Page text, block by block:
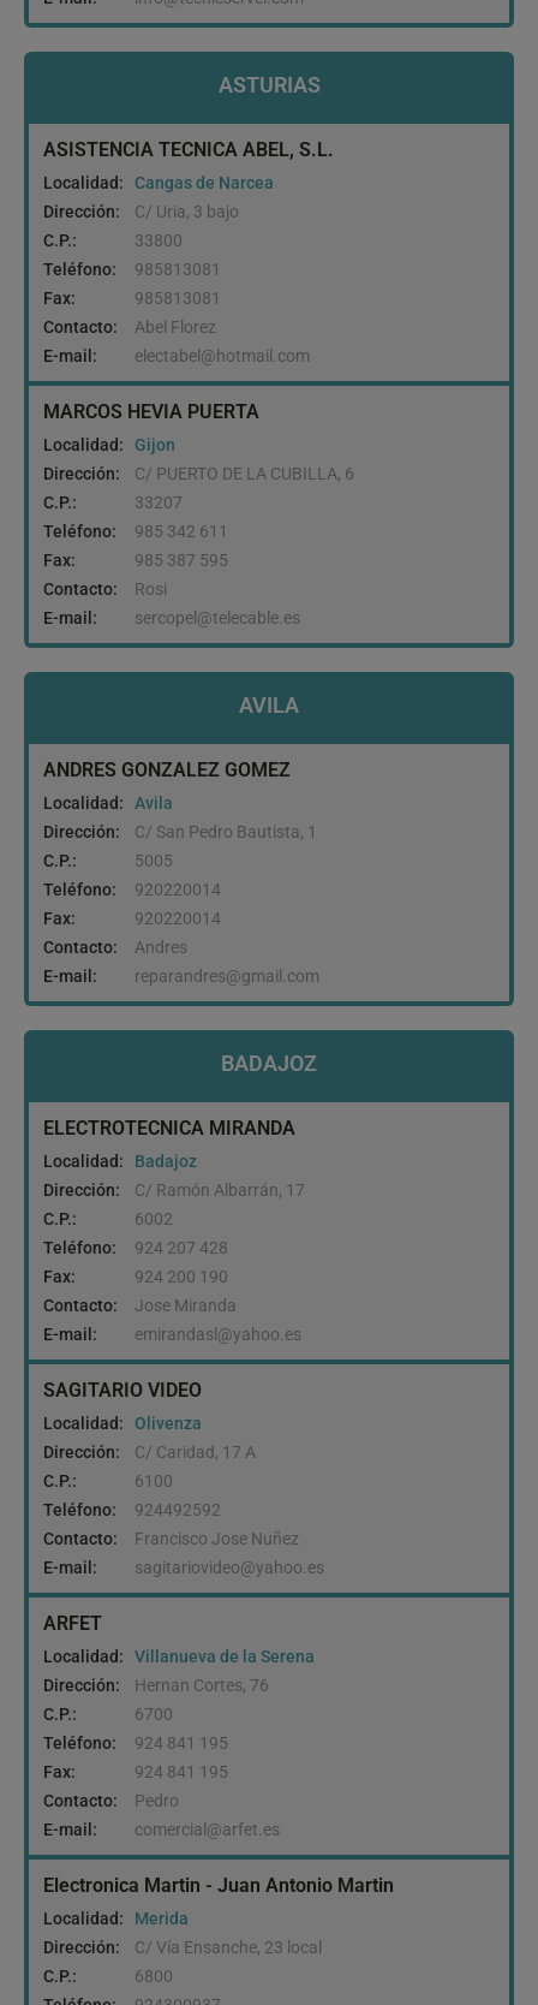
ASTURIAS
ASISTENCIA TECNICA ABEL, S.L.
Localidad:
Cangas de Narcea
Dirección:
C/ Uria, 3 bajo
C.P.:
33800
Teléfono:
985813081
Fax:
985813081
Contacto:
Abel Florez
E-mail:
electabel@hotmail.com
MARCOS HEVIA PUERTA
Localidad:
Gijon
Dirección:
C/ PUERTO DE LA CUBILLA, 6
C.P.:
33207
Teléfono:
985 342 611
Fax:
985 387 595
Contacto:
Rosi
E-mail:
sercopel@telecable.es
AVILA
ANDRES GONZALEZ GOMEZ
Localidad:
Avila
Dirección:
C/ San Pedro Bautista, 1
C.P.:
5005
Teléfono:
920220014
Fax:
920220014
Contacto:
Andres
E-mail:
reparandres@gmail.com
BADAJOZ
ELECTROTECNICA MIRANDA
Localidad:
Badajoz
Dirección:
C/ Ramón Albarrán, 17
C.P.:
6002
Teléfono:
924 207 428
Fax:
924 200 190
Contacto:
Jose Miranda
E-mail:
emirandasl@yahoo.es
SAGITARIO VIDEO
Localidad:
Olivenza
Dirección:
C/ Caridad, 17 A
C.P.:
6100
Teléfono:
924492592
Contacto:
Francisco Jose Nuñez
E-mail:
sagitariovideo@yahoo.es
ARFET
Localidad:
Villanueva de la Serena
Dirección:
Hernan Cortes, 76
C.P.:
6700
Teléfono:
924 841 195
Fax:
924 841 195
Contacto:
Pedro
E-mail:
comercial@arfet.es
Electronica Martin - Juan Antonio Martin
Localidad:
Merida
Dirección:
C/ Vía Ensanche, 23 local
C.P.:
6800